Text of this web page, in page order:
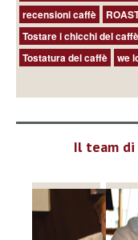
recensioni caffè
Tostare i chicchi del caffè
Tostatura del caffè
we
Il team